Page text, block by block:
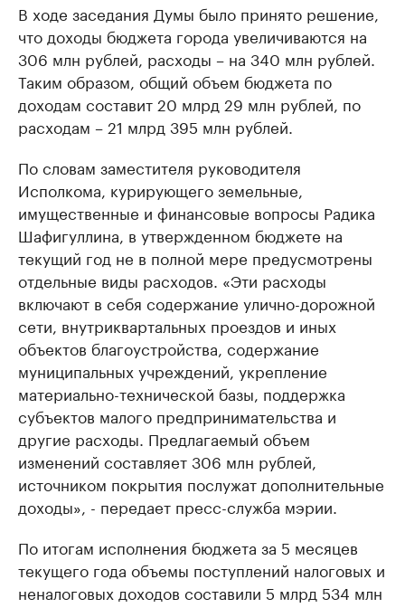
В ходе заседания Думы было принято решение,
что доходы бюджета города увеличиваются на
306 млн рублей, расходы – на 340 млн рублей.
Таким образом, общий объем бюджета по
доходам составит 20 млрд 29 млн рублей, по
расходам – 21 млрд 395 млн рублей.
По словам заместителя руководителя
Исполкома, курирующего земельные,
имущественные и финансовые вопросы Радика
Шафигуллина, в утвержденном бюджете на
текущий год не в полной мере предусмотрены
отдельные виды расходов. «Эти расходы
включают в себя содержание улично-дорожной
сети, внутриквартальных проездов и иных
объектов благоустройства, содержание
муниципальных учреждений, укрепление
материально-технической базы, поддержка
субъектов малого предпринимательства и
другие расходы. Предлагаемый объем
изменений составляет 306 млн рублей,
источником покрытия послужат дополнительные
доходы», - передает пресс-служба мэрии.
По итогам исполнения бюджета за 5 месяцев
текущего года объемы поступлений налоговых и
неналоговых доходов составили 5 млрд 534 млн